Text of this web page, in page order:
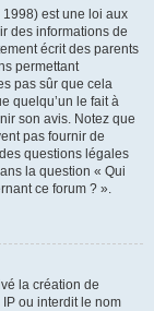
est une loi aux
des informations de
écrit des parents
permettant
pas sûr que cela
quelqu’un le fait à
son avis. Notez que
pas fournir de
questions légales
la question « Qui
ce forum ? ».
la création de
ou interdit le nom